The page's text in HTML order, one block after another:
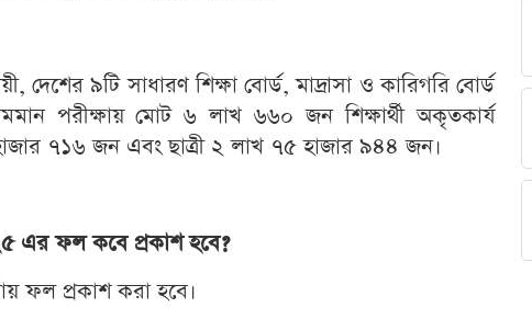
দেশের ৯টি সাধারণ শিক্ষা বোর্ড, মাদ্রাসা ও কারিগরি বোর্ড
পরীক্ষায় মোট ৬ লাখ ৬৬০ জন শিক্ষার্থী অকৃতকার্য
৭১৬ জন এবং ছাত্রী ২ লাখ ৭৫ হাজার ৯৪৪ জন।
এর ফল কবে প্রকাশ হবে?
ফল প্রকাশ করা হবে।